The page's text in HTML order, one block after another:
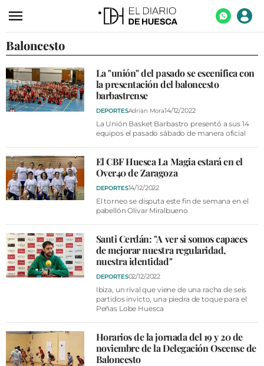
ACTUALIDAD
ECONOMÍA
TECNOLOGÍA
TURISMO
DEPORTES
CULTURA
SOCIEDAD
GALERÍAS
VÍDEOS
FIESTAS EN EL ALTO ARAGÓN
FIESTAS DE SAN LORENZO
AGENDA
Baloncesto
La "unión" del pasado se escenifica con
la presentación del baloncesto
barbastrense
DEPORTESAdrián Mora14/12/2022
La Unión Basket Barbastro presentó a sus 14
equipos el pasado sábado de manera oficial
El CBF Huesca La Magia estará en el
Over40 de Zaragoza
DEPORTES14/12/2022
El torneo se disputa este fin de semana en el
pabellón Olivar Miralbueno
Santi Cerdán: "A ver si somos capaces
de mejorar nuestra regularidad,
nuestra identidad"
DEPORTES02/12/2022
Ibiza, un rival que viene de una racha de seis
partidos invicto, una piedra de toque para el
Peñas Lobe Huesca
Horarios de la jornada del 19 y 20 de
noviembre de la Delegación Oscense de
Baloncesto